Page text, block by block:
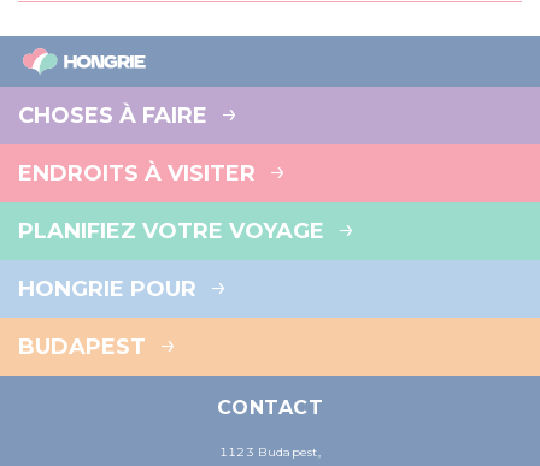
CHOSES À FAIRE
ENDROITS À VISITER
PLANIFIEZ VOTRE VOYAGE
HONGRIE POUR
BUDAPEST
CONTACT
1123 Budapest,